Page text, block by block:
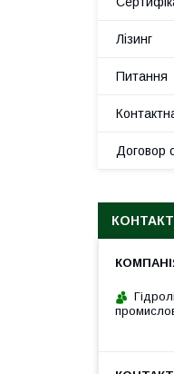
Лізинг
Питання
Договор